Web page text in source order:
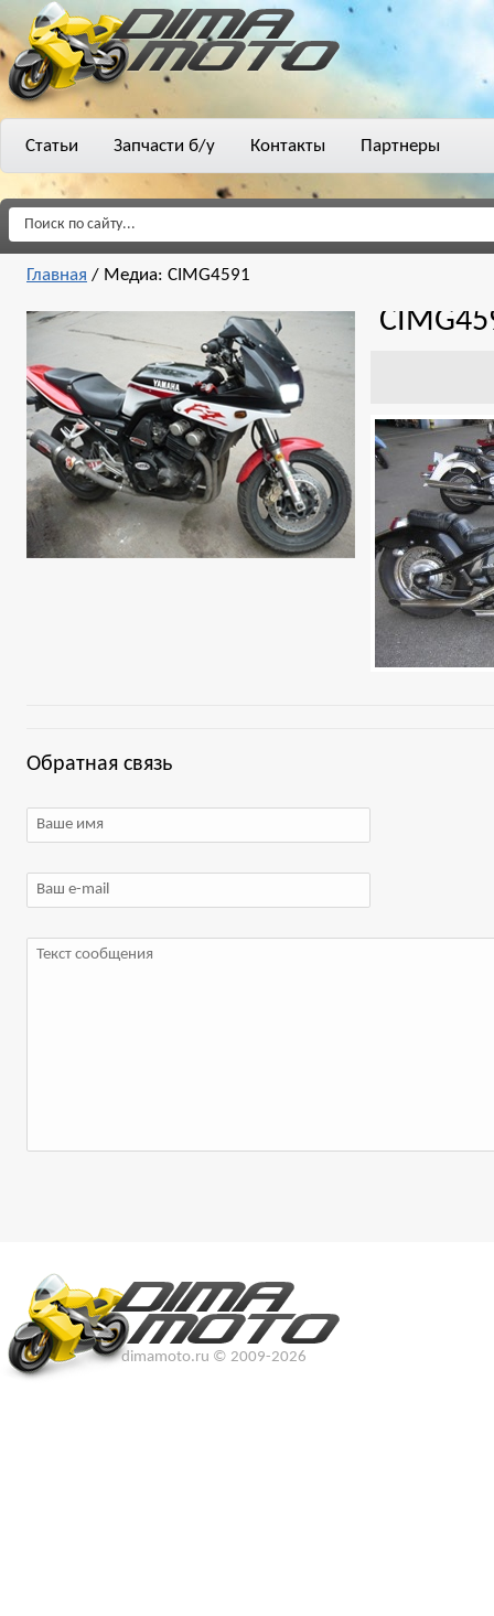
Статьи Запчасти б/у Контакты Партнеры
Главная / Медиа: CIMG4591
Обратная связь
dimamoto.ru © 2009-2026